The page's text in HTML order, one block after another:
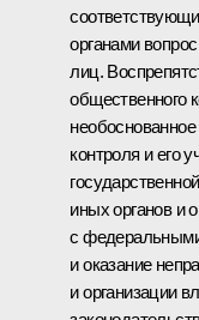
органами
лиц.
общественного
контроля и его
иных органов и
с
и оказание
и организации